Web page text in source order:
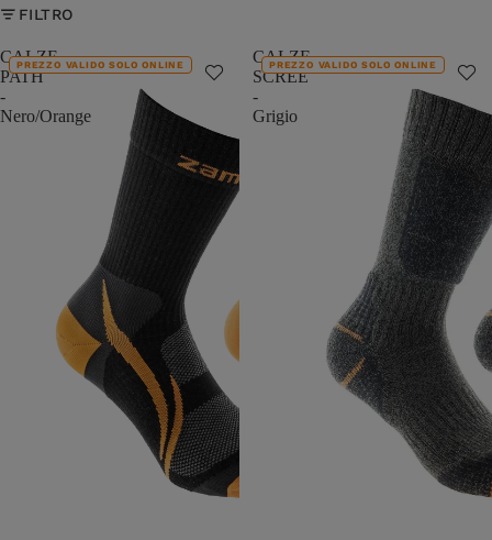
FILTRO
CALZE
PATH
-
Nero/Orange
PREZZO VALIDO SOLO ONLINE
CALZE
SCREE
-
Grigio
PREZZO VALIDO SOLO ONLINE